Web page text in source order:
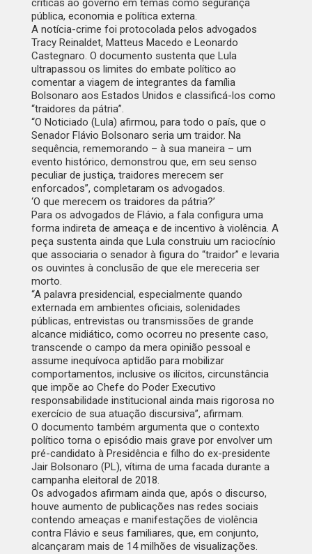
críticas ao governo em temas como segurança
pública, economia e política externa.
A notícia-crime foi protocolada pelos advogados
Tracy Reinaldet, Matteus Macedo e Leonardo
Castegnaro. O documento sustenta que Lula
ultrapassou os limites do embate político ao
comentar a viagem de integrantes da família
Bolsonaro aos Estados Unidos e classificá-los como
“traidores da pátria”.
“O Noticiado (Lula) afirmou, para todo o país, que o
Senador Flávio Bolsonaro seria um traidor. Na
sequência, rememorando – à sua maneira – um
evento histórico, demonstrou que, em seu senso
peculiar de justiça, traidores merecem ser
enforcados”, completaram os advogados.
‘O que merecem os traidores da pátria?’
Para os advogados de Flávio, a fala configura uma
forma indireta de ameaça e de incentivo à violência. A
peça sustenta ainda que Lula construiu um raciocínio
que associaria o senador à figura do “traidor” e levaria
os ouvintes à conclusão de que ele mereceria ser
morto.
“A palavra presidencial, especialmente quando
externada em ambientes oficiais, solenidades
públicas, entrevistas ou transmissões de grande
alcance midiático, como ocorreu no presente caso,
transcende o campo da mera opinião pessoal e
assume inequívoca aptidão para mobilizar
comportamentos, inclusive os ilícitos, circunstância
que impõe ao Chefe do Poder Executivo
responsabilidade institucional ainda mais rigorosa no
exercício de sua atuação discursiva”, afirmam.
O documento também argumenta que o contexto
político torna o episódio mais grave por envolver um
pré-candidato à Presidência e filho do ex-presidente
Jair Bolsonaro (PL), vítima de uma facada durante a
campanha eleitoral de 2018.
Os advogados afirmam ainda que, após o discurso,
houve aumento de publicações nas redes sociais
contendo ameaças e manifestações de violência
contra Flávio e seus familiares, que, em conjunto,
alcançaram mais de 14 milhões de visualizações.